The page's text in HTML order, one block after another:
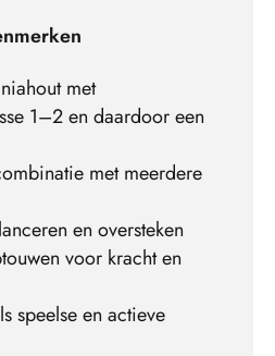
met
1–2 en daardoor een
met meerdere
en oversteken
voor kracht en
speelse en actieve